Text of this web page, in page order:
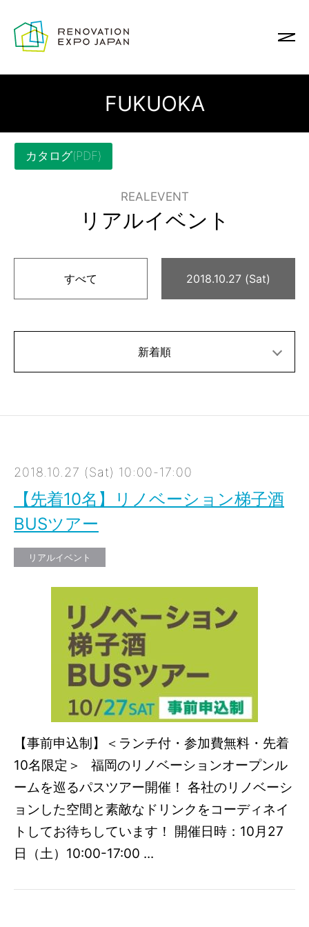
FUKUOKA
カタログ(PDF)
REALEVENT
リアルイベント
すべて 2018.10.27 (Sat)
新着順
2018.10.27 (Sat) 10:00-17:00
【先着10名】リノベーション梯子酒
BUSツアー
リアルイベント
【事前申込制】＜ランチ付・参加費無料・先着
10名限定＞ 福岡のリノベーションオープンル
ームを巡るパスツアー開催！ 各社のリノベーシ
ョンした空間と素敵なドリンクをコーディネイ
トしてお待ちしています！ 開催日時：10月27
日（土）10:00-17:00 ...